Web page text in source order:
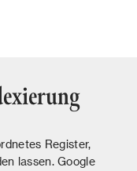
Register,
lassen. Google